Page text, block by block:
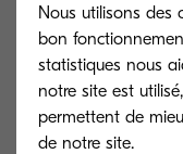
3 MB
download DVD
User Manuals.
Nous utilisons des
bon
statistiques nous
notre site est
permettent de
de notre site.